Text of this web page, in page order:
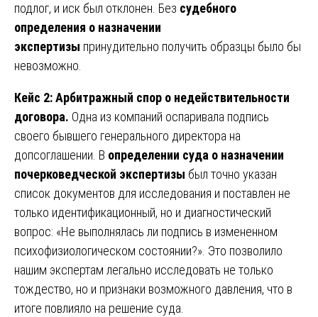
подлог, и иск был отклонен. Без судебного
определения о назначении
экспертизы принудительно получить образцы было бы
невозможно.
Кейс 2: Арбитражный спор о недействительности
договора. Одна из компаний оспаривала подпись
своего бывшего генерального директора на
допсоглашении. В определении суда о назначении
почерковедческой экспертизы был точно указан
список документов для исследования и поставлен не
только идентификационный, но и диагностический
вопрос: «Не выполнялась ли подпись в измененном
психофизиологическом состоянии?». Это позволило
нашим экспертам легально исследовать не только
тождество, но и признаки возможного давления, что в
итоге повлияло на решение суда.